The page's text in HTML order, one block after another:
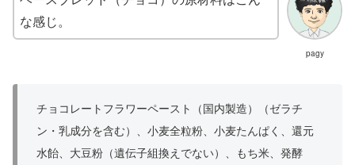
pagy
な感じ。
チョコレートフラワーペースト（国内製造）（ゼラチ
ン・乳成分を含む）、小麦全粒粉、小麦たんぱく、還元
水飴、大豆粉（遺伝子組換えでない）、もち米、発酵